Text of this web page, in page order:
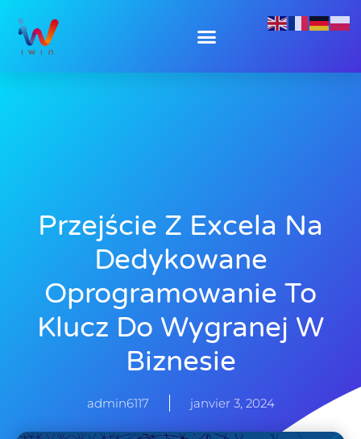
Przejście Z Excela Na
Dedykowane
Oprogramowanie To
Klucz Do Wygranej W
Biznesie
admin6117 janvier 3, 2024